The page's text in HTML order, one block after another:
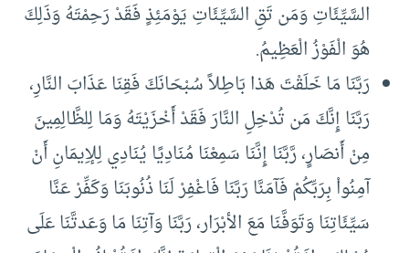
السَّيِّئَاتِ وَمَن تَقِ السَّيِّئَاتِ يَوْمَئِذٍ فَقَدْ رَحِمْتَهُ وَذَلِكَ
هُوَ الْفَوْزُ الْعَظِيمُ.
رَبَّنَا مَا خَلَقْتَ هَذا بَاطِلاً سُبْحَانَكَ فَقِنَا عَذَابَ النَّارِ،
رَبَّنَا إِنَّكَ مَن تُدْخِلِ النَّارَ فَقَدْ أَخْزَيْتَهُ وَمَا لِلظَّالِمِينَ
مِنْ أَنصَارٍ، رَّبَّنَا إِنَّنَا سَمِعْنَا مُنَادِيًا يُنَادِي لِلإِيمَانِ أَنْ
آمِنُواْ بِرَبِّكُمْ فَآمَنَّا رَبَّنَا فَاغْفِرْ لَنَا ذُنُوبَنَا وَكَفِّرْ عَنَّا
سَيِّئَاتِنَا وَتَوَفَّنَا مَعَ الأبْرَار، رَبَّنَا وَآتِنَا مَا وَعَدتَّنَا عَلَى